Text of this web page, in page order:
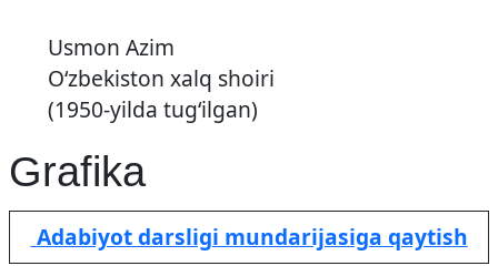
Usmon Azim
O‘zbekiston xalq shoiri
(1950-yilda tug‘ilgan)
Grafika
Adabiyot darsligi mundarijasiga qaytish